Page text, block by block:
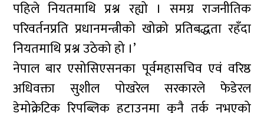
पहिले नियतमाथि प्रश्न रह्यो । समग्र राजनीतिक
परिवर्तनप्रति प्रधानमन्त्रीको खोक्रो प्रतिबद्धता रहँदा
नियतमाथि प्रश्न उठेको हो ।’
नेपाल बार एसोसिएसनका पूर्वमहासचिव एवं वरिष्ठ
अधिवक्ता सुशील पोखरेल सरकारले फेडेरल
डेमोक्रेटिक रिपब्लिक हटाउनमा कुनै तर्क नभएको